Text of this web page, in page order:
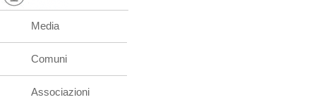
Media
Comuni
Associazioni